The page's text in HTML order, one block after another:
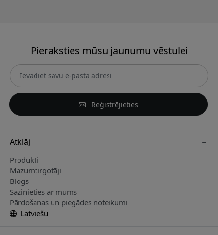
Pieraksties mūsu jaunumu vēstulei
Reģistrējieties
Atklāj
Produkti
Mazumtirgotāji
Blogs
Sazinieties ar mums
Pārdošanas un piegādes noteikumi
Latviešu